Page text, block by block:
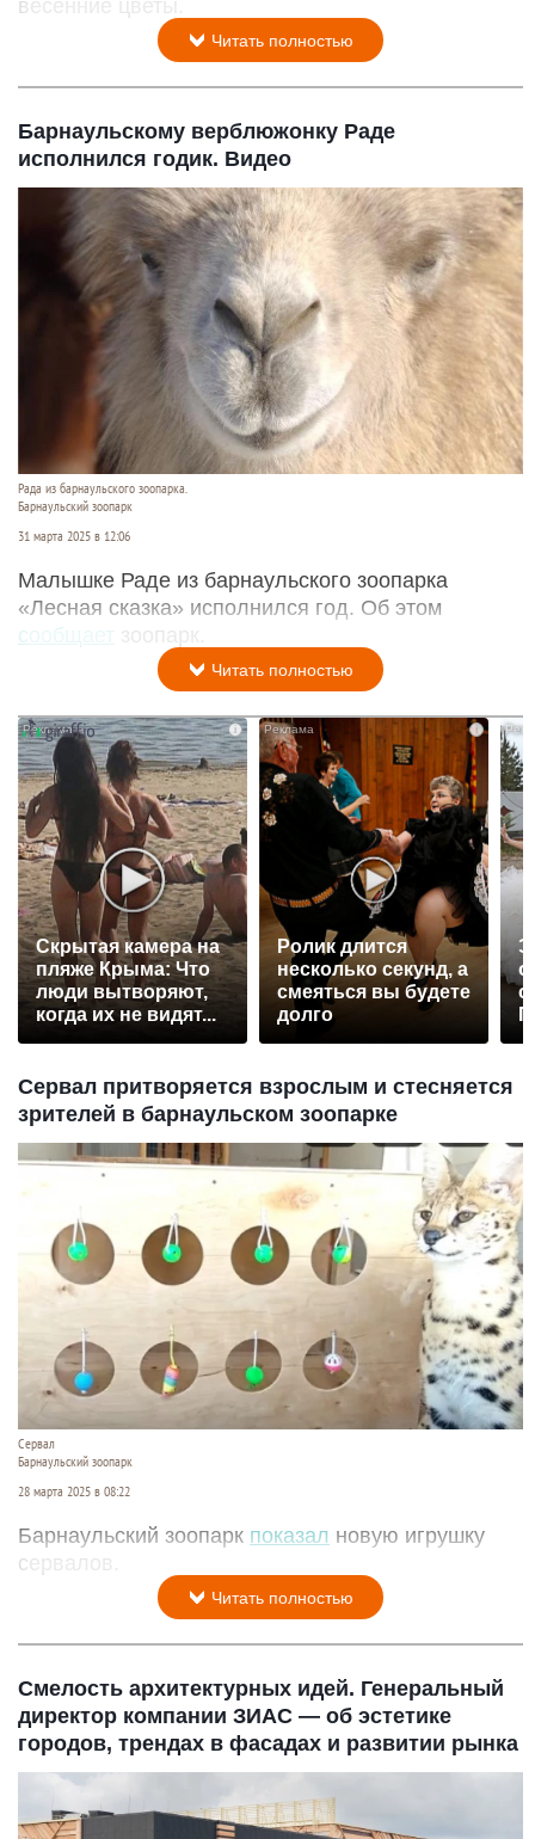
весенние цветы.
Читать полностью
Барнаульскому верблюжонку Раде
исполнился годик. Видео
Рада из барнаульского зоопарка.
Барнаульский зоопарк
31 марта 2025 в 12:06
Малышке Раде из барнаульского зоопарка
«Лесная сказка» исполнился год. Об этом
сообщает
зоопарк.
Читать полностью
i
Скрытая камера на
пляже Крыма: Что
люди вытворяют,
когда их не видят...
Ролик длится
несколько секунд, а
смеяться вы будете
долго
Сервал притворяется взрослым и стесняется
зрителей в барнаульском зоопарке
Сервал
Барнаульский зоопарк
28 марта 2025 в 08:22
Барнаульский зоопарк показал новую игрушку
сервалов.
Читать полностью
Смелость архитектурных идей. Генеральный
директор компании ЗИАС — об эстетике
городов, трендах в фасадах и развитии рынка